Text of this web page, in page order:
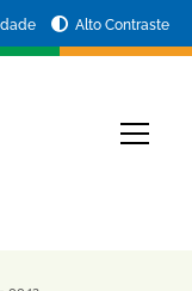
Alto Contraste